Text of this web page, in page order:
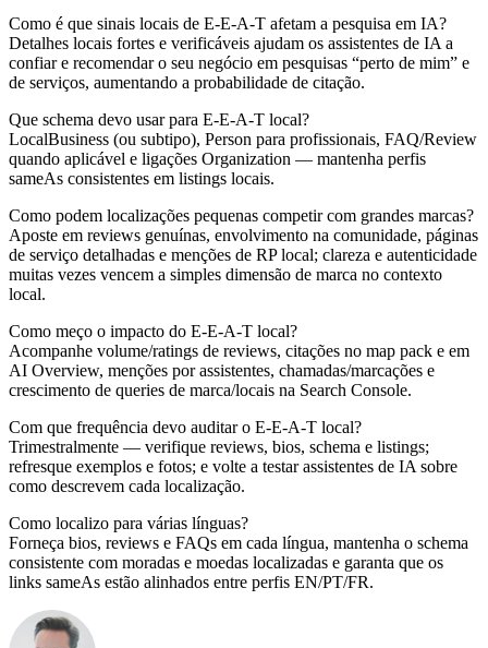
Como é que sinais locais de E-E-A-T afetam a pesquisa em IA?
Detalhes locais fortes e verificáveis ajudam os assistentes de IA a
confiar e recomendar o seu negócio em pesquisas “perto de mim” e
de serviços, aumentando a probabilidade de citação.
Que schema devo usar para E-E-A-T local?
LocalBusiness (ou subtipo), Person para profissionais, FAQ/Review
quando aplicável e ligações Organization — mantenha perfis
sameAs consistentes em listings locais.
Como podem localizações pequenas competir com grandes marcas?
Aposte em reviews genuínas, envolvimento na comunidade, páginas
de serviço detalhadas e menções de RP local; clareza e autenticidade
muitas vezes vencem a simples dimensão de marca no contexto
local.
Como meço o impacto do E-E-A-T local?
Acompanhe volume/ratings de reviews, citações no map pack e em
AI Overview, menções por assistentes, chamadas/marcações e
crescimento de queries de marca/locais na Search Console.
Com que frequência devo auditar o E-E-A-T local?
Trimestralmente — verifique reviews, bios, schema e listings;
refresque exemplos e fotos; e volte a testar assistentes de IA sobre
como descrevem cada localização.
Como localizo para várias línguas?
Forneça bios, reviews e FAQs em cada língua, mantenha o schema
consistente com moradas e moedas localizadas e garanta que os
links sameAs estão alinhados entre perfis EN/PT/FR.